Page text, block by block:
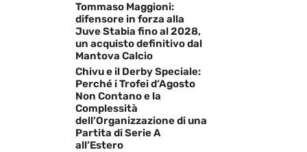
Tommaso Maggioni:
difensore in forza alla
Juve Stabia fino al 2028,
un acquisto definitivo dal
Mantova Calcio
Chivu e il Derby Speciale:
Perché i Trofei d’Agosto
Non Contano e la
Complessità
dell’Organizzazione di una
Partita di Serie A
all’Estero